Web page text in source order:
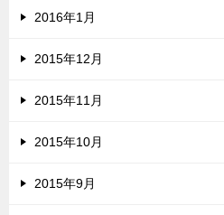
2016年1月
2015年12月
2015年11月
2015年10月
2015年9月